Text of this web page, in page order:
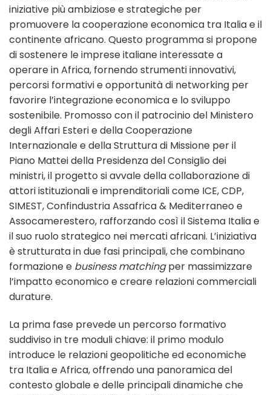
iniziative più ambiziose e strategiche per
promuovere la cooperazione economica tra Italia e il
continente africano. Questo programma si propone
di sostenere le imprese italiane interessate a
operare in Africa, fornendo strumenti innovativi,
percorsi formativi e opportunità di networking per
favorire l’integrazione economica e lo sviluppo
sostenibile. Promosso con il patrocinio del Ministero
degli Affari Esteri e della Cooperazione
Internazionale e della Struttura di Missione per il
Piano Mattei della Presidenza del Consiglio dei
ministri, il progetto si avvale della collaborazione di
attori istituzionali e imprenditoriali come ICE, CDP,
SIMEST, Confindustria Assafrica & Mediterraneo e
Assocamerestero, rafforzando così il Sistema Italia e
il suo ruolo strategico nei mercati africani. L’iniziativa
è strutturata in due fasi principali, che combinano
formazione e business matchingper massimizzare
l’impatto economico e creare relazioni commerciali
durature.
La prima fase prevede un percorso formativo
suddiviso in tre moduli chiave: il primo modulo
introduce le relazioni geopolitiche ed economiche
tra Italia e Africa, offrendo una panoramica del
contesto globale e delle principali dinamiche che